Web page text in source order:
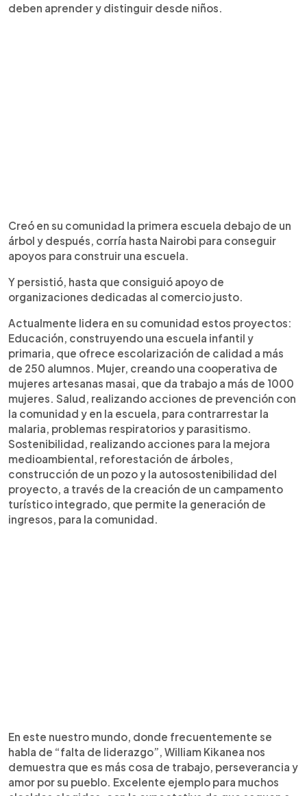
deben aprender y distinguir desde niños.
Creó en su comunidad la primera escuela debajo de un
árbol y después, corría hasta Nairobi para conseguir
apoyos para construir una escuela.
Y persistió, hasta que consiguió apoyo de
organizaciones dedicadas al comercio justo.
Actualmente lidera en su comunidad estos proyectos:
Educación, construyendo una escuela infantil y
primaria, que ofrece escolarización de calidad a más
de 250 alumnos. Mujer, creando una cooperativa de
mujeres artesanas masai, que da trabajo a más de 1000
mujeres. Salud, realizando acciones de prevención con
la comunidad y en la escuela, para contrarrestar la
malaria, problemas respiratorios y parasitismo.
Sostenibilidad, realizando acciones para la mejora
medioambiental, reforestación de árboles,
construcción de un pozo y la autosostenibilidad del
proyecto, a través de la creación de un campamento
turístico integrado, que permite la generación de
ingresos, para la comunidad.
En este nuestro mundo, donde frecuentemente se
habla de “falta de liderazgo”, William Kikanea nos
demuestra que es más cosa de trabajo, perseverancia y
amor por su pueblo. Excelente ejemplo para muchos